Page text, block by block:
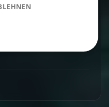
Spirit mit